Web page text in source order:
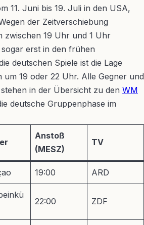
11. Juni bis 19. Juli in den USA,
der Zeitverschiebung
zwischen 19 Uhr und 1 Uhr
erst in den frühen
deutschen Spiele ist die Lage
um 19 oder 22 Uhr. Alle Gegner und
in der Übersicht zu den WM
deutsche Gruppenphase im
Anstoß
(MESZ)
TV
19:00 ARD
22:00 ZDF